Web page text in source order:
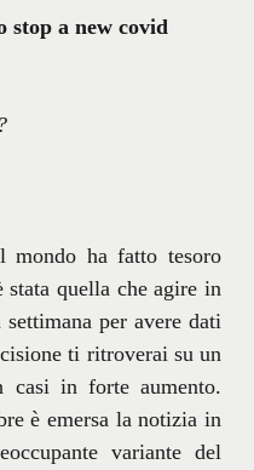
stop a new covid
mondo ha fatto tesoro
quella che agire in
per avere dati
ti ritroverai su un
casi in forte aumento.
è emersa la notizia in
variante del